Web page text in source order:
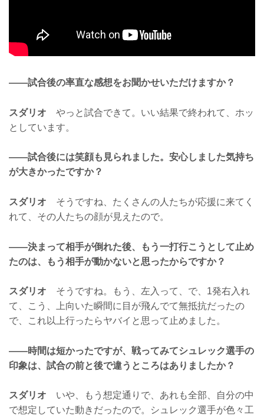
——試合後の率直な感想をお聞かせいただけますか？
スダリオ やっと試合できて。いい結果で終われて、ホッ
としています。
——試合後には笑顔も見られました。安心しました気持ち
が大きかったですか？
スダリオ そうですね、たくさんの人たちが応援に来てく
れて、その人たちの顔が見えたので。
——決まって相手が倒れた後、もう一打行こうとして止め
たのは、もう相手が動かないと思ったからですか？
スダリオ そうですね。もう、左入って、で、1発右入れ
て、こう、上向いた瞬間に目が飛んでて無抵抗だったの
で、これ以上行ったらヤバイと思って止めました。
——時間は短かったですが、戦ってみてシュレック選手の
印象は、試合の前と後で違うところはありましたか？
スダリオ いや、もう想定通りで、あれも全部、自分の中
で想定していた動きだったので。シュレック選手が色々工